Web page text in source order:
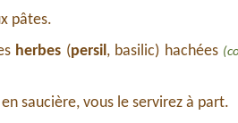
pâtes.
herbes (persil, basilic) hachées
saucière, vous le servirez à part.